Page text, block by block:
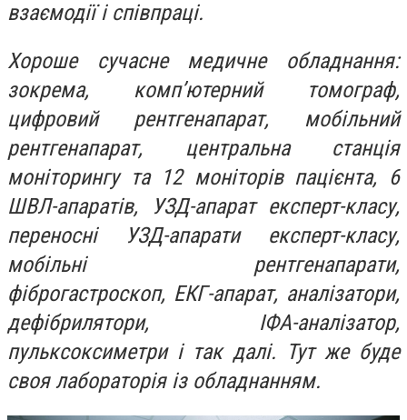
взаємодії і співпраці.
Хороше сучасне медичне обладнання:
зокрема, комп’ютерний томограф,
цифровий рентгенапарат, мобільний
рентгенапарат, центральна станція
моніторингу та 12 моніторів пацієнта, 6
ШВЛ-апаратів, УЗД-апарат експерт-класу,
переносні УЗД-апарати експерт-класу,
мобільні рентгенапарати,
фіброгастроскоп, ЕКГ-апарат, аналізатори,
дефібрилятори, ІФА-аналізатор,
пульксоксиметри і так далі. Тут же буде
своя лабораторія із обладнанням.